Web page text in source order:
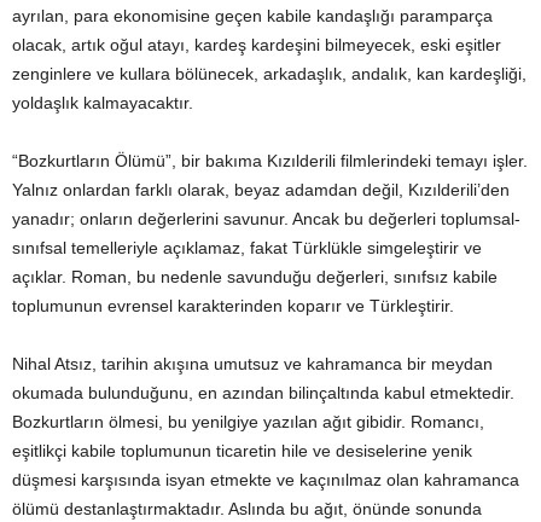
ayrılan, para ekonomisine geçen kabile kandaşlığı paramparça
olacak, artık oğul atayı, kardeş kardeşini bilmeyecek, eski eşitler
zenginlere ve kullara bölünecek, arkadaşlık, andalık, kan kardeşliği,
yoldaşlık kalmayacaktır.
“Bozkurtların Ölümü”, bir bakıma Kızılderili filmlerindeki temayı işler.
Yalnız onlardan farklı olarak, beyaz adamdan değil, Kızılderili’den
yanadır; onların değerlerini savunur. Ancak bu değerleri toplumsal-
sınıfsal temelleriyle açıklamaz, fakat Türklükle simgeleştirir ve
açıklar. Roman, bu nedenle savunduğu değerleri, sınıfsız kabile
toplumunun evrensel karakterinden koparır ve Türkleştirir.
Nihal Atsız, tarihin akışına umutsuz ve kahramanca bir meydan
okumada bulunduğunu, en azından bilinçaltında kabul etmektedir.
Bozkurtların ölmesi, bu yenilgiye yazılan ağıt gibidir. Romancı,
eşitlikçi kabile toplumunun ticaretin hile ve desiselerine yenik
düşmesi karşısında isyan etmekte ve kaçınılmaz olan kahramanca
ölümü destanlaştırmaktadır. Aslında bu ağıt, önünde sonunda